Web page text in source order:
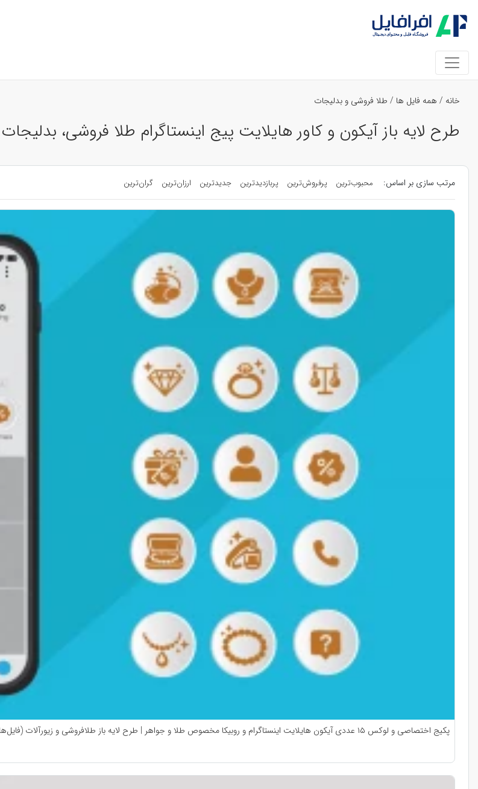
خانه / همه فایل ها / طلا فروشی و بدلیجات
طرح لایه باز آیکون و کاور هایلایت پیج اینستاگرام طلا فروشی،
مرتب سازی بر اساس: محبوب‌ترین پرفروش‌ترین پربازدیدترین جدیدترین ارزان‌ترین گران‌ترین
پکیج اختصاصی و لوکس ۱۵ عددی آیکون هایلایت اینستاگرام و روبیکا مخصوص طلا و جواهر | طرح لایه باز طلافروشی و زیورآلات (فایل‌های PNG، EPS و AI)